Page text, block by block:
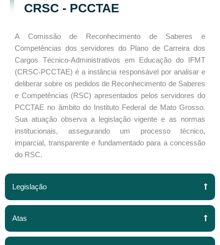
CRSC - PCCTAE
A Comissão de Reconhecimento de Saberes e
Competências dos servidores do Plano de Carreira dos
Cargos Técnico-Administrativos em Educação do IFMT
(CRSC-PCCTAE) é a instância responsável por analisar e
deliberar sobre os pedidos de Reconhecimento de Saberes
e Competências (RSC) apresentados pelos servidores do
PCCTAE no âmbito do Instituto Federal de Mato Grosso.
Sua atuação observa a legislação vigente e as normas
institucionais, assegurando um processo técnico,
imparcial, transparente e fundamentado para a concessão
do RSC.
Legislação
Atas